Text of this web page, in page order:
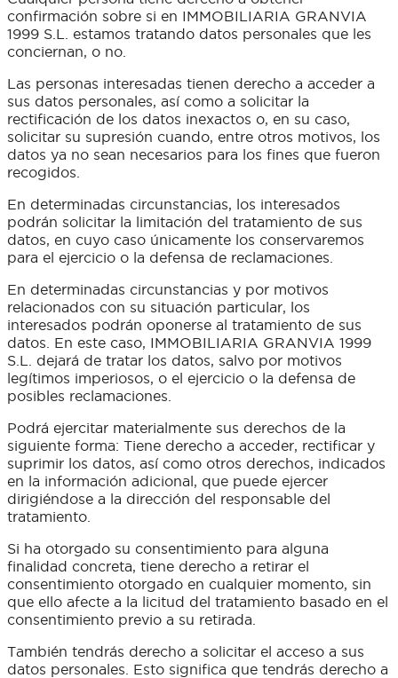
confirmación sobre si en IMMOBILIARIA GRANVIA
1999 S.L. estamos tratando datos personales que les
conciernan, o no.
Las personas interesadas tienen derecho a acceder a
sus datos personales, así como a solicitar la
rectificación de los datos inexactos o, en su caso,
solicitar su supresión cuando, entre otros motivos, los
datos ya no sean necesarios para los fines que fueron
recogidos.
En determinadas circunstancias, los interesados
podrán solicitar la limitación del tratamiento de sus
datos, en cuyo caso únicamente los conservaremos
para el ejercicio o la defensa de reclamaciones.
En determinadas circunstancias y por motivos
relacionados con su situación particular, los
interesados podrán oponerse al tratamiento de sus
datos. En este caso, IMMOBILIARIA GRANVIA 1999
S.L. dejará de tratar los datos, salvo por motivos
legítimos imperiosos, o el ejercicio o la defensa de
posibles reclamaciones.
Podrá ejercitar materialmente sus derechos de la
siguiente forma: Tiene derecho a acceder, rectificar y
suprimir los datos, así como otros derechos, indicados
en la información adicional, que puede ejercer
dirigiéndose a la dirección del responsable del
tratamiento.
Si ha otorgado su consentimiento para alguna
finalidad concreta, tiene derecho a retirar el
consentimiento otorgado en cualquier momento, sin
que ello afecte a la licitud del tratamiento basado en el
consentimiento previo a su retirada.
También tendrás derecho a solicitar el acceso a sus
datos personales. Esto significa que tendrás derecho a